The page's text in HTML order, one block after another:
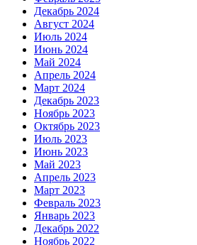
Декабрь 2024
Август 2024
Июль 2024
Июнь 2024
Май 2024
Апрель 2024
Март 2024
Декабрь 2023
Ноябрь 2023
Октябрь 2023
Июль 2023
Июнь 2023
Май 2023
Апрель 2023
Март 2023
Февраль 2023
Январь 2023
Декабрь 2022
Ноябрь 2022